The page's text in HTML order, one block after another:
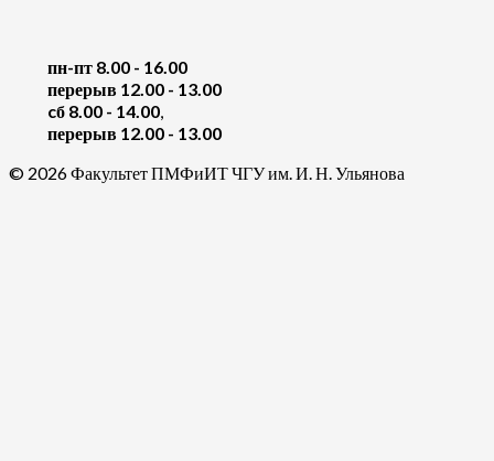
пн-пт 8.00 - 16.00
перерыв 12.00 - 13.00
cб 8.00 - 14.00,
перерыв 12.00 - 13.00
© 2026 Факультет ПМФиИТ ЧГУ им. И. Н. Ульянова